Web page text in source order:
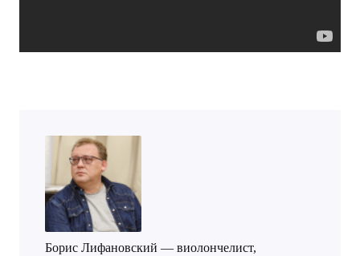
Борис Лифановский — виолончелист,